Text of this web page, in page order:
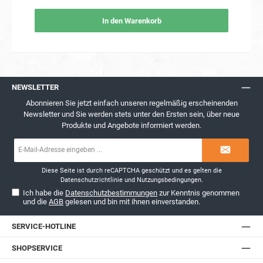
In den Warenkorb
NEWSLETTER
Abonnieren Sie jetzt einfach unseren regelmäßig erscheinenden
Newsletter und Sie werden stets unter den Ersten sein, über neue
Produkte und Angebote informiert werden.
Diese Seite ist durch reCAPTCHA geschützt und es gelten die
Datenschutzrichtlinieund Nutzungsbedingungen.
Ich habe die Datenschutzbestimmungen zur Kenntnis genommen
und dieAGB gelesen und bin mit ihnen einverstanden.
SERVICE-HOTLINE
SHOPSERVICE